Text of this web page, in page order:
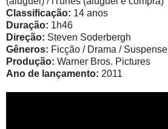
Classificação: 14 anos
Duração: 1h46
Direção: Steven Soderbergh
Gêneros: Ficção / Drama / Suspense
Produção: Warner Bros. Pictures
Ano de lançamento: 2011